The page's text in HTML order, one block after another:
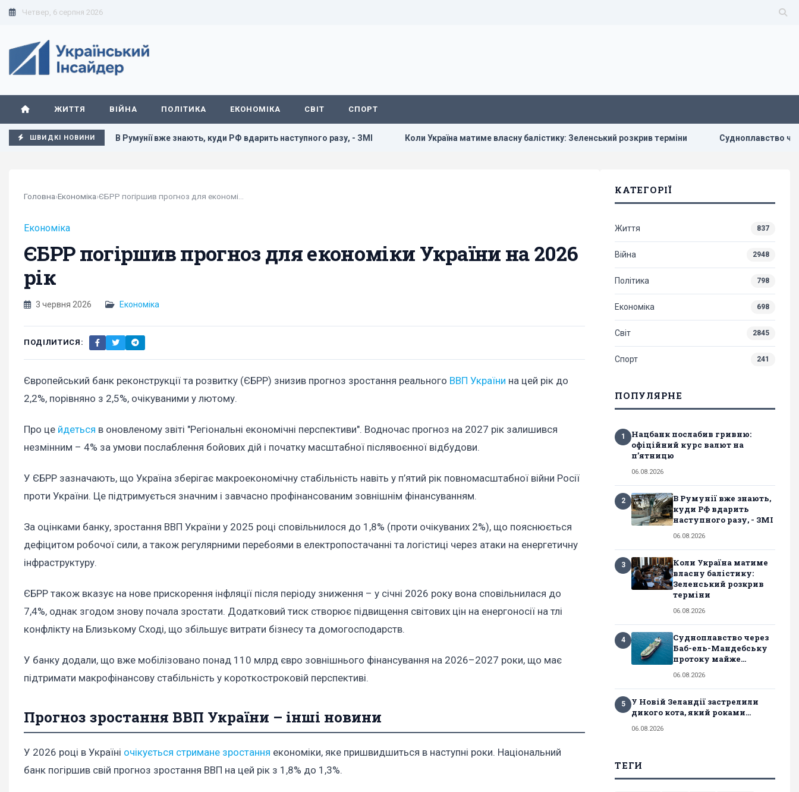
Четвер, 6 серпня 2026
ЖИТТЯ ВІЙНА ПОЛІТИКА ЕКОНОМІКА СВІТ СПОРТ
ШВИДКІ НОВИНИ
п’ятницю В Румунії вже знають, куди РФ вдарить наступного разу, - ЗМІ Коли Україна матиме власну балістику: Зеленський розкрив терміни Судноплавство через Баб-
Головна›Економіка›
Економіка
ЄБРР погіршив прогноз для економіки України на 2026
рік
3 червня 2026 Економіка
ПОДІЛИТИСЯ:
Європейський банк реконструкції та розвитку (ЄБРР) знизив прогноз зростання реального ВВП України на цей рік до
2,2%, порівняно з 2,5%, очікуваними у лютому.
Про це йдеться в оновленому звіті "Регіональні економічні перспективи". Водночас прогноз на 2027 рік залишився
незмінним – 4% за умови послаблення бойових дій і початку масштабної післявоєнної відбудови.
У ЄБРР зазначають, що Україна зберігає макроекономічну стабільність навіть у п’ятий рік повномасштабної війни Росії
проти України. Це підтримується значним і завчасно профінансованим зовнішнім фінансуванням.
За оцінками банку, зростання ВВП України у 2025 році сповільнилося до 1,8% (проти очікуваних 2%), що пояснюється
дефіцитом робочої сили, а також регулярними перебоями в електропостачанні та логістиці через атаки на енергетичну
інфраструктуру.
ЄБРР також вказує на нове прискорення інфляції після періоду зниження – у січні 2026 року вона сповільнилася до
7,4%, однак згодом знову почала зростати. Додатковий тиск створює підвищення світових цін на енергоносії на тлі
конфлікту на Близькому Сході, що збільшує витрати бізнесу та домогосподарств.
У банку додали, що вже мобілізовано понад 110 млрд євро зовнішнього фінансування на 2026–2027 роки, що має
підтримати макрофінансову стабільність у короткостроковій перспективі.
Прогноз зростання ВВП України – інші новини
У 2026 році в Україні очікується стримане зростання економіки, яке пришвидшиться в наступні роки. Національний
банк погіршив свій прогноз зростання ВВП на цей рік з 1,8% до 1,3%.
КАТЕГОРІЇ
Життя 837
Війна 2948
Політика 798
Економіка 698
Світ 2845
Спорт 241
ПОПУЛЯРНЕ
1
Нацбанк послабив гривню:
офіційний курс валют на
п’ятницю
06.08.2026
2
В Румунії вже знають,
куди РФ вдарить
наступного разу, - ЗМІ
06.08.2026
3
Коли Україна матиме
власну балістику:
Зеленський розкрив
терміни
06.08.2026
4
Судноплавство через
Баб-ель-Мандебську
протоку майже...
06.08.2026
5
У Новій Зеландії застрелили
дикого кота, який роками...
06.08.2026
ТЕГИ